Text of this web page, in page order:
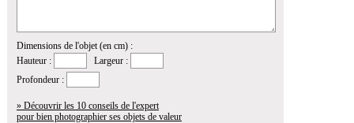
Dimensions de l'objet (en cm) :
Hauteur :
Largeur :
Profondeur :
» Découvrir les 10 conseils de l'expert
pour bien photographier ses objets de valeur